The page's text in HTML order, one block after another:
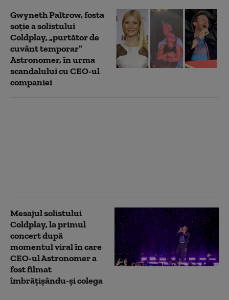
Gwyneth Paltrow, fosta
soție a solistului
Coldplay, „purtător de
cuvânt temporar”
Astronomer, în urma
scandalului cu CEO-ul
companiei
Mesajul solistului
Coldplay, la primul
concert după
momentul viral în care
CEO-ul Astronomer a
fost filmat
îmbrățișându-și colega